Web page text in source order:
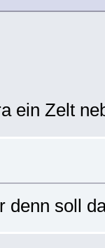
ein Zelt
denn soll